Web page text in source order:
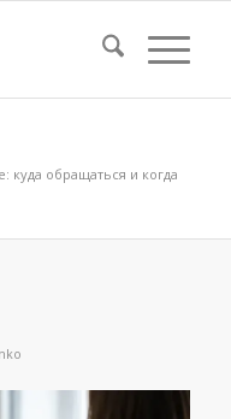
куда обращаться и когда